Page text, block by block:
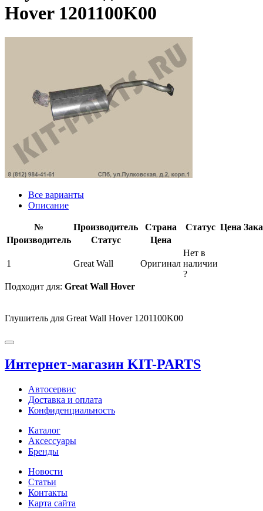
Hover 1201100K00
Все варианты
Описание
№ Производитель Страна Статус Цена
Производитель
Статус Цена
1 Great Wall Оригинал
Нет в
наличии
?
Подходит для: Great Wall Hover
Глушитель для Great Wall Hover 1201100K00
Интернет-магазин KIT-PARTS
Автосервис
Доставка и оплата
Конфиденциальность
Каталог
Аксессуары
Бренды
Новости
Статьи
Контакты
Карта сайта